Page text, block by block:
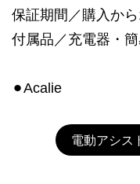
保証期間／購入か
付属品／充電器・
⚫︎Acalie
電動アシス